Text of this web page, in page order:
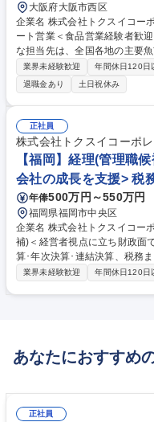
大阪府大阪市西区
企業名 株式会社トクスイコーポレーション 求人名
ート営業＜食品営業経験者歓迎!/海外
な担当先は、全国各地の主要
工工場、外食産業など。提案
ニーズに合わせた最適な商品を提案
本企業としては唯一インドネ
り、同国のエビ加工工場をは
の提携工場から安定的に冷凍
引先様へ供給しています。 自
おり、お客様に最適な商品を
なお取引につなげていく、そんな
【大阪】冷凍食品のルート営
スも◎＞
業界未経験歓迎 年間休日120日
退職金あり
土日祝休み
正社員
株式会社トクスイコーポ
【福岡】経理(管理職
会社の成長を支援> 税
年俸500万円～550万円
福岡県福岡市中央区
企業名 株式会社トクスイコーポレーション 求人名
補)＜経営者視点に立ち財政面で会社の成
算･年次決算･連結決算、税務
会計士、税務署とのやり取りなど
ルに磨きをかけ、経理のプロフ
【福岡】経理(管理職候補)＜
＞
業界未経験歓迎 年間休日120日
あなたにおすすめ
正社員